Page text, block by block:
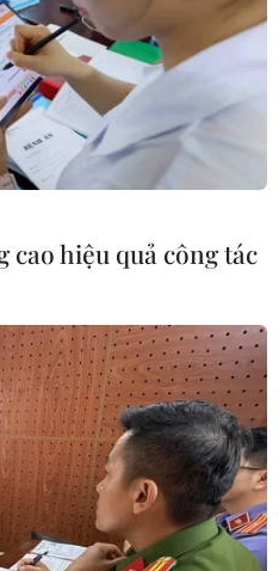
Hà Nội Bùi Thế Duy khẳng
nhiệm vụ khoa học công
cam kết triển khai đến
hiệu quả công tác